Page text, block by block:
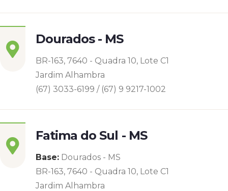
Dourados - MS
BR-163, 7640 - Quadra 10, Lote C1
Jardim Alhambra
(67) 3033-6199 / (67) 9 9217-1002
Fatima do Sul - MS
Base: Dourados - MS
BR-163, 7640 - Quadra 10, Lote C1
Jardim Alhambra